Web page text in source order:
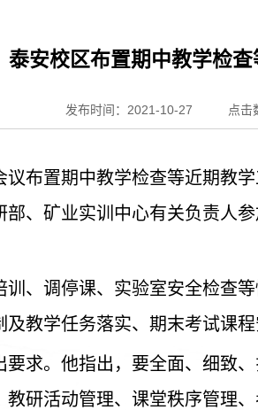
泰安校区布置期中教学检
发布时间：2021-10-27 点击
议布置期中教学检查等近期教
部、矿业实训中心有关负责人
、调停课、实验室安全检查
教学任务落实、期末考试课程
求。他指出，要全面、细致
研活动管理、课堂秩序管理